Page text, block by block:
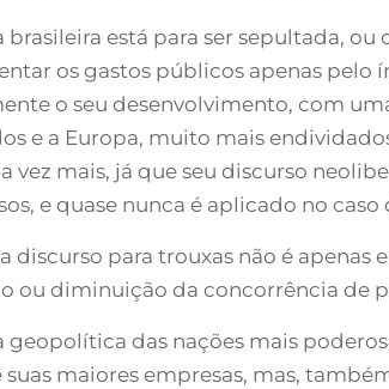
brasileira está para ser sepultada,
os gastos públicos apenas pelo
o seu desenvolvimento, com
e a Europa, muito mais
vez mais, já que seu discurso
e quase nunca é aplicado no caso
discurso para trouxas não é
ou diminuição da concorrência de
geopolítica das nações mais
maiores empresas, mas,